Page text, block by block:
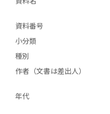
資料番号
小分類
種別
作者（文書は差出人）
年代